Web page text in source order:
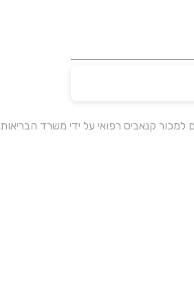
קנאביס רפואי על ידי משרד הבריאות